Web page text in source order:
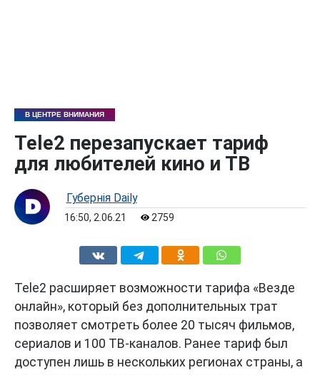
В ЦЕНТРЕ ВНИМАНИЯ
Tele2 перезапускает тариф
для любителей кино и ТВ
Губернiя Daily
16:50, 2.06.21 2759
Tele2 расширяет возможности тарифа «Везде
онлайн», который без дополнительных трат
позволяет смотреть более 20 тысяч фильмов,
сериалов и 100 ТВ-каналов. Ранее тариф был
доступен лишь в нескольких регионах страны, а